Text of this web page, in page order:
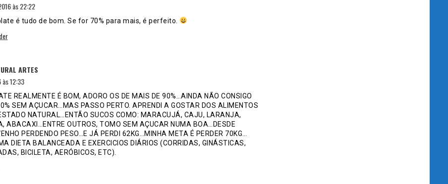
às 22:22
é tudo de bom. Se for 70% para mais, é perfeito.
ARTES
12:33
REALMENTE É BOM, ADORO OS DE MAIS DE 90%…AINDA NÃO CONSIGO
SEM AÇUCAR…MAS PASSO PERTO. APRENDI A GOSTAR DOS ALIMENTOS
NATURAL…ENTÃO SUCOS COMO: MARACUJÁ, CAJU, LARANJA,
ABACAXI…ENTRE OUTROS, TOMO SEM AÇUCAR NUMA BOA…DESDE
PERDENDO PESO…E JÁ PERDI 62KG…MINHA META É PERDER 70KG…
DIETA BALANCEADA E EXERCICIOS DIÁRIOS (CORRIDAS, GINÁSTICAS,
BICILETA, AERÓBICOS, ETC).